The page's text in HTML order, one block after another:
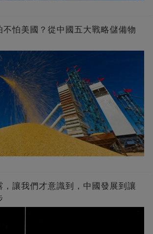
不怕美國？從中國五大戰略儲備物
，讓我們才意識到，中國發展到讓